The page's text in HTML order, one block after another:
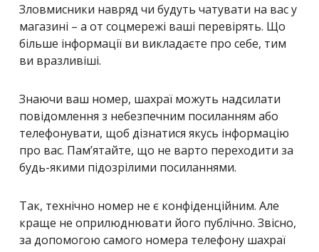
Зловмисники навряд чи будуть чатувати на вас у
магазині – а от соцмережі ваші перевірять. Що
більше інформації ви викладаєте про себе, тим
ви вразливіші.
Знаючи ваш номер, шахраї можуть надсилати
повідомлення з небезпечним посиланням або
телефонувати, щоб дізнатися якусь інформацію
про вас. Пам’ятайте, що не варто переходити за
будь-якими підозрілими посиланнями.
Так, технічно номер не є конфіденційним. Але
краще не оприлюднювати його публічно. Звісно,
за допомогою самого номера телефону шахраї